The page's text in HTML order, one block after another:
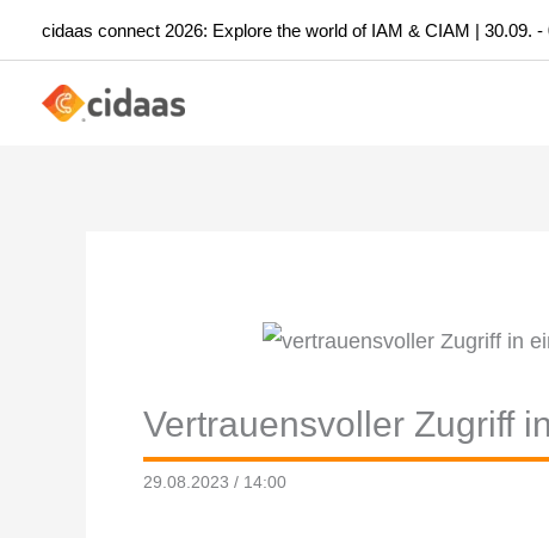
Inhalt
springen
cidaas connect 2026: Explore the world of IAM & CIAM | 30.09.
Vertrauensvoller Zugriff
29.08.2023 / 14:00